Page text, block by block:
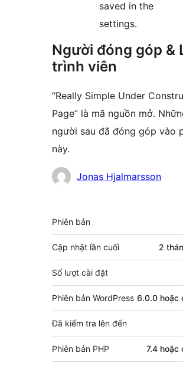
saved in the
settings.
Người đóng góp &
trình viên
“Really Simple Under
Page” là mã nguồn mở.
người sau đã đóng góp vào
này.
Những
góp
Jonas Hjalmarsson
Meta
Phiên bản
Cập nhật lần cuối 2
Số lượt cài đặt
Phiên bản WordPress 6.0.0 hoặc
Đã kiểm tra lên đến
Phiên bản PHP 7.4 hoặc